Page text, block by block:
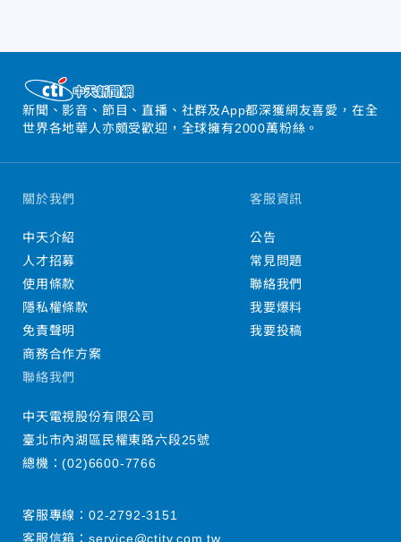
新聞、影音、節目、直播、社群及App都深獲網友喜愛，在全
世界各地華人亦頗受歡迎，全球擁有2000萬粉絲。
關於我們
中天介紹
人才招募
使用條款
隱私權條款
免責聲明
商務合作方案
客服資訊
公告
常見問題
聯絡我們
我要爆料
我要投稿
聯絡我們
中天電視股份有限公司
臺北市內湖區民權東路六段25號
總機：(02)6600-7766
客服專線： 02-2792-3151
客服信箱： service@ctitv.com.tw